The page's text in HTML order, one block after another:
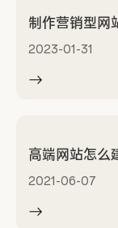
制作营销型网
2023-01-31
高端网站怎么
2021-06-07